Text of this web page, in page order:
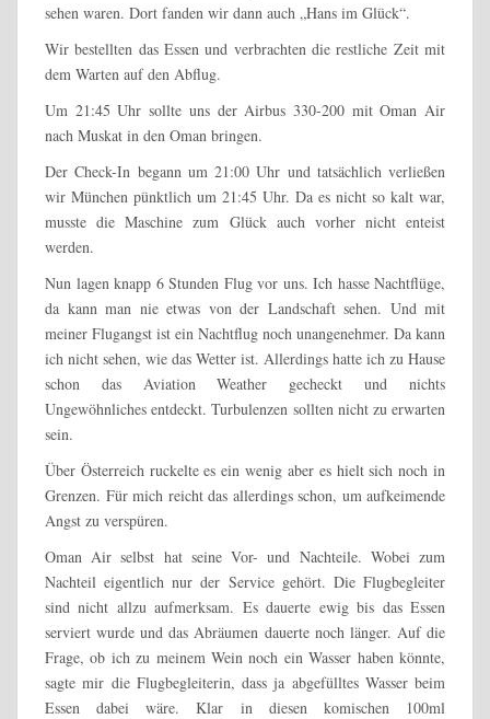
sehen waren. Dort fanden wir dann auch „Hans im Glück“.
Wir bestellten das Essen und verbrachten die restliche Zeit mit
dem Warten auf den Abflug.
Um 21:45 Uhr sollte uns der Airbus 330-200 mit Oman Air
nach Muskat in den Oman bringen.
Der Check-In begann um 21:00 Uhr und tatsächlich verließen
wir München pünktlich um 21:45 Uhr. Da es nicht so kalt war,
musste die Maschine zum Glück auch vorher nicht enteist
werden.
Nun lagen knapp 6 Stunden Flug vor uns. Ich hasse Nachtflüge,
da kann man nie etwas von der Landschaft sehen. Und mit
meiner Flugangst ist ein Nachtflug noch unangenehmer. Da kann
ich nicht sehen, wie das Wetter ist. Allerdings hatte ich zu Hause
schon das Aviation Weather gecheckt und nichts
Ungewöhnliches entdeckt. Turbulenzen sollten nicht zu erwarten
sein.
Über Österreich ruckelte es ein wenig aber es hielt sich noch in
Grenzen. Für mich reicht das allerdings schon, um aufkeimende
Angst zu verspüren.
Oman Air selbst hat seine Vor- und Nachteile. Wobei zum
Nachteil eigentlich nur der Service gehört. Die Flugbegleiter
sind nicht allzu aufmerksam. Es dauerte ewig bis das Essen
serviert wurde und das Abräumen dauerte noch länger. Auf die
Frage, ob ich zu meinem Wein noch ein Wasser haben könnte,
sagte mir die Flugbegleiterin, dass ja abgefülltes Wasser beim
Essen dabei wäre. Klar in diesen komischen 100ml